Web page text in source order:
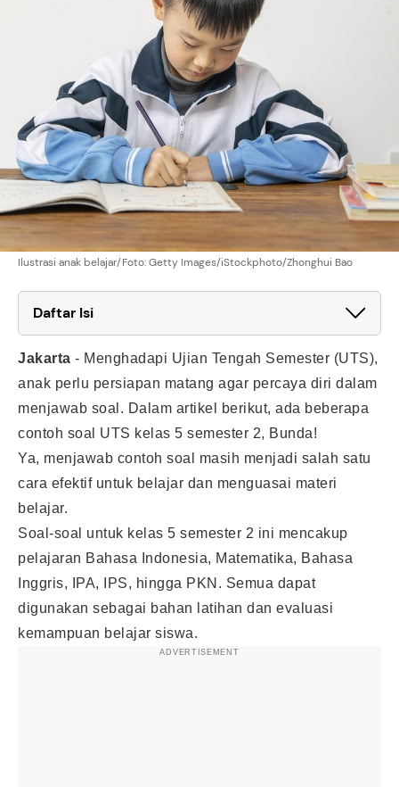
Ilustrasi anak belajar/Foto: Getty Images/iStockphoto/Zhonghui Bao
Daftar Isi
Jakarta - Menghadapi Ujian Tengah Semester (UTS),
anak perlu persiapan matang agar percaya diri dalam
menjawab soal. Dalam artikel berikut, ada beberapa
contoh soal UTS kelas 5 semester 2, Bunda!
Ya, menjawab contoh soal masih menjadi salah satu
cara efektif untuk belajar dan menguasai materi
belajar.
Soal-soal untuk kelas 5 semester 2 ini mencakup
pelajaran Bahasa Indonesia, Matematika, Bahasa
Inggris, IPA, IPS, hingga PKN. Semua dapat
digunakan sebagai bahan latihan dan evaluasi
kemampuan belajar siswa.
ADVERTISEMENT